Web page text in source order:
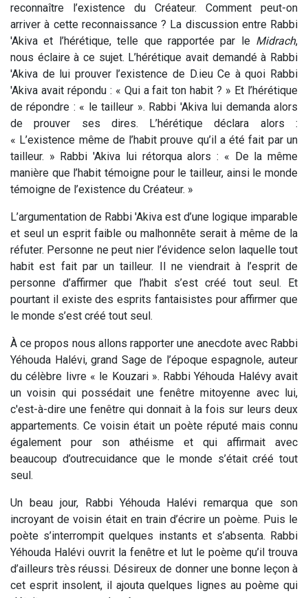
reconnaître l’existence du Créateur. Comment peut-on
arriver à cette reconnaissance ? La discussion entre Rabbi
'Akiva et l’hérétique, telle que rapportée par le Midrach,
nous éclaire à ce sujet. L’hérétique avait demandé à Rabbi
'Akiva de lui prouver l’existence de D.ieu Ce à quoi Rabbi
'Akiva avait répondu : « Qui a fait ton habit ? » Et l’hérétique
de répondre : « le tailleur ». Rabbi 'Akiva lui demanda alors
de prouver ses dires. L’hérétique déclara alors :
« L’existence même de l’habit prouve qu’il a été fait par un
tailleur. » Rabbi 'Akiva lui rétorqua alors : « De la même
manière que l’habit témoigne pour le tailleur, ainsi le monde
témoigne de l’existence du Créateur. »
L’argumentation de Rabbi 'Akiva est d’une logique imparable
et seul un esprit faible ou malhonnête serait à même de la
réfuter. Personne ne peut nier l’évidence selon laquelle tout
habit est fait par un tailleur. Il ne viendrait à l’esprit de
personne d’affirmer que l’habit s’est créé tout seul. Et
pourtant il existe des esprits fantaisistes pour affirmer que
le monde s’est créé tout seul.
À ce propos nous allons rapporter une anecdote avec Rabbi
Yéhouda Halévi, grand Sage de l’époque espagnole, auteur
du célèbre livre « le Kouzari ». Rabbi Yéhouda Halévy avait
un voisin qui possédait une fenêtre mitoyenne avec lui,
c'est-à-dire une fenêtre qui donnait à la fois sur leurs deux
appartements. Ce voisin était un poète réputé mais connu
également pour son athéisme et qui affirmait avec
beaucoup d’outrecuidance que le monde s’était créé tout
seul.
Un beau jour, Rabbi Yéhouda Halévi remarqua que son
incroyant de voisin était en train d’écrire un poème. Puis le
poète s’interrompit quelques instants et s’absenta. Rabbi
Yéhouda Halévi ouvrit la fenêtre et lut le poème qu’il trouva
d’ailleurs très réussi. Désireux de donner une bonne leçon à
cet esprit insolent, il ajouta quelques lignes au poème qui